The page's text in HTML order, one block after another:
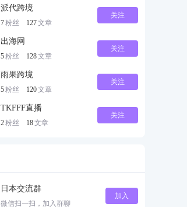
派代跨境
7粉丝 127文章
关注
出海网
5粉丝 128文章
关注
雨果跨境
5粉丝 120文章
关注
TKFFF直播
2粉丝 18文章
关注
日本交流群
微信扫一扫，加入群聊
加入